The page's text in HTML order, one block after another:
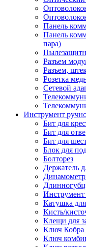
Панель
Панель
пара)
Разъем
Разъем,
Розетка
Сетевой
Инструмент
Бит для
Бит для
Бит для
Блок для
Болторез
Держатель
Катушка
Кисть/
Клещи для
Ключ Кобра
Ключ